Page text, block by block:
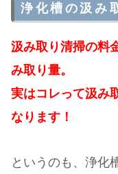
浄化槽の汲み
汲み取り清掃の料
み取り量。
実はコレって汲み
なります！
というのも、浄化